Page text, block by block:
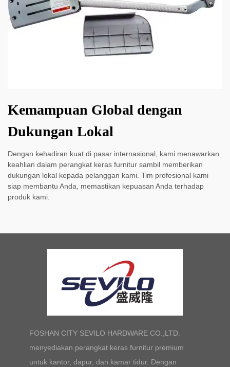
Kemampuan Global dengan
Dukungan Lokal
Dengan kehadiran kuat di pasar internasional, kami menawarkan
keahlian dalam perangkat keras furnitur sambil memberikan
dukungan lokal kepada pelanggan kami. Tim profesional kami
siap membantu Anda, memastikan kepuasan Anda terhadap
produk kami.
FOSHAN CITY SEVILO HARDWARE CO.,LTD.
menyediakan perangkat keras furnitur premium
untuk kantor, dapur, dan kamar tidur. Dengan